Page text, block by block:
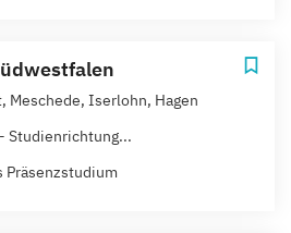
Meschede, Iserlohn, Hagen
Studienrichtung...